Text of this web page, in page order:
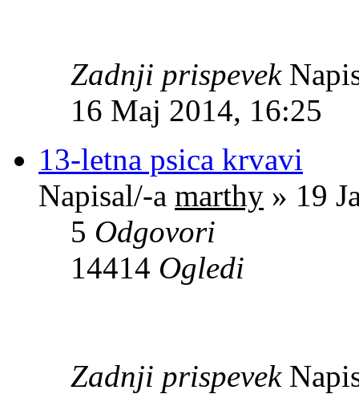
Zadnji prispevek
16 Maj 2014, 16:25
13-letna psica krvavi
Napisal/-a marthy » 19
5 Odgovori
14414 Ogledi
Zadnji prispevek